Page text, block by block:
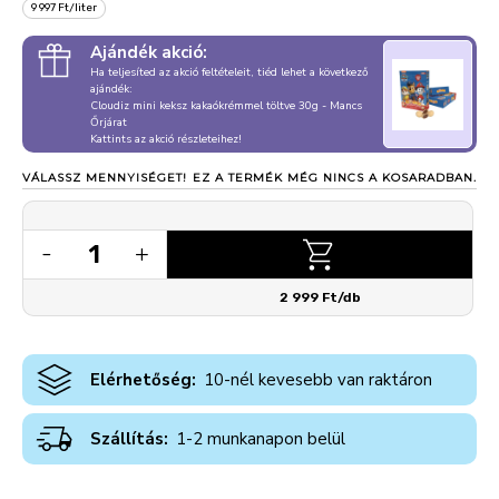
9 997 Ft/liter
Ajándék akció:
Ha teljesíted az akció feltételeit, tiéd lehet a következő
ajándék:
Cloudiz mini keksz kakaókrémmel töltve 30g - Mancs
Őrjárat
Kattints az akció részleteihez!
VÁLASSZ MENNYISÉGET! EZ A TERMÉK MÉG NINCS A KOSARADBAN.
- 1 +
2 999 Ft/db
Elérhetőség: 10-nél kevesebb van raktáron
Szállítás: 1-2 munkanapon belül